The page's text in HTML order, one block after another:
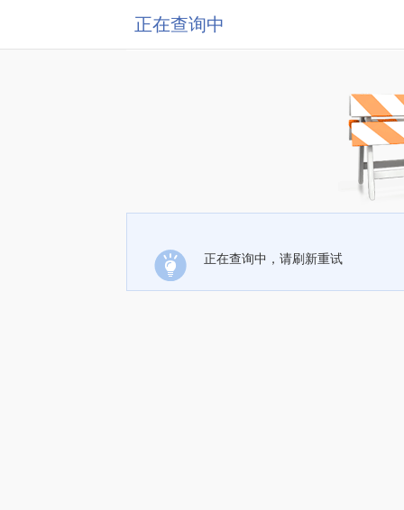
正在查询中
正在查询中，请刷新重试